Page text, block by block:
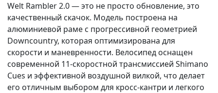
Welt Rambler 2.0 — это не просто обновление, это
качественный скачок. Модель построена на
алюминиевой раме с прогрессивной геометрией
Downcountry, которая оптимизирована для
скорости и маневренности. Велосипед оснащен
современной 11-скоростной трансмиссией Shimano
Cues и эффективной воздушной вилкой, что делает
его отличным выбором для кросс-кантри и легкого